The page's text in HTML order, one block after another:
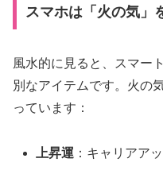
スマホは「火の気」
風水的に見ると、スマー
別なアイテムです。火の
っています：
上昇運 ：キャリアア